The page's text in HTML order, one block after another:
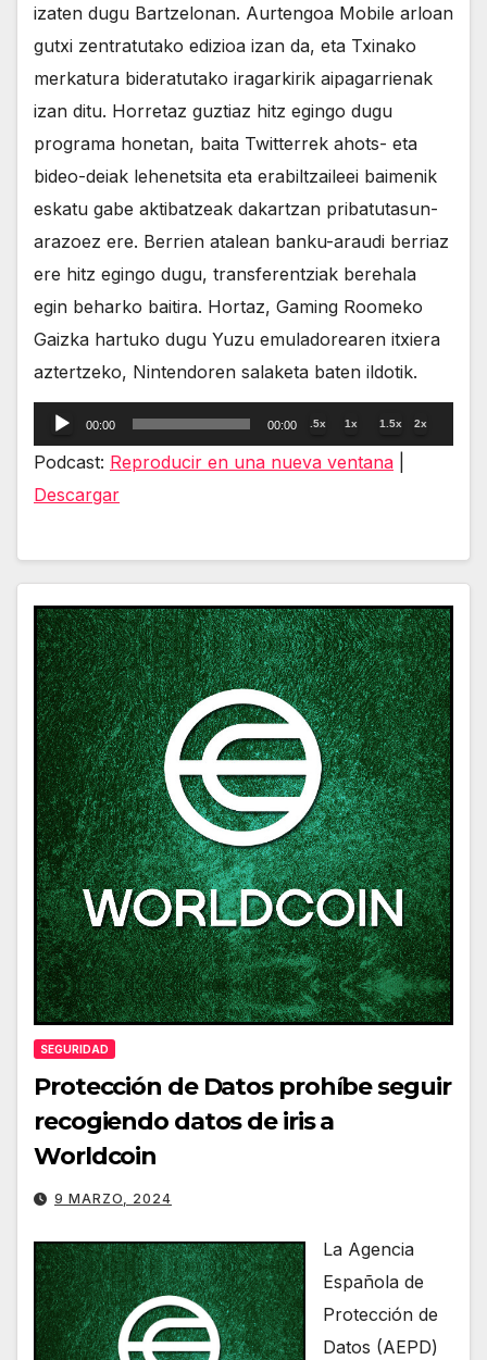
izaten dugu Bartzelonan. Aurtengoa Mobile arloan
gutxi zentratutako edizioa izan da, eta Txinako
merkatura bideratutako iragarkirik aipagarrienak
izan ditu. Horretaz guztiaz hitz egingo dugu
programa honetan, baita Twitterrek ahots- eta
bideo-deiak lehenetsita eta erabiltzaileei baimenik
eskatu gabe aktibatzeak dakartzan pribatutasun-
arazoez ere. Berrien atalean banku-araudi berriaz
ere hitz egingo dugu, transferentziak berehala
egin beharko baitira. Hortaz, Gaming Roomeko
Gaizka hartuko dugu Yuzu emuladorearen itxiera
aztertzeko, Nintendoren salaketa baten ildotik.
Reproductor
de
00:00 00:00 .5x 1x 1.5x 2x
Podcast: Reproducir en una nueva ventana
Descargar
SEGURIDAD
Protección de Datos prohíbe seguir
recogiendo datos de iris a
Worldcoin
9 MARZO, 2024
La Agencia
Española de
Protección de
Datos (AEPD)